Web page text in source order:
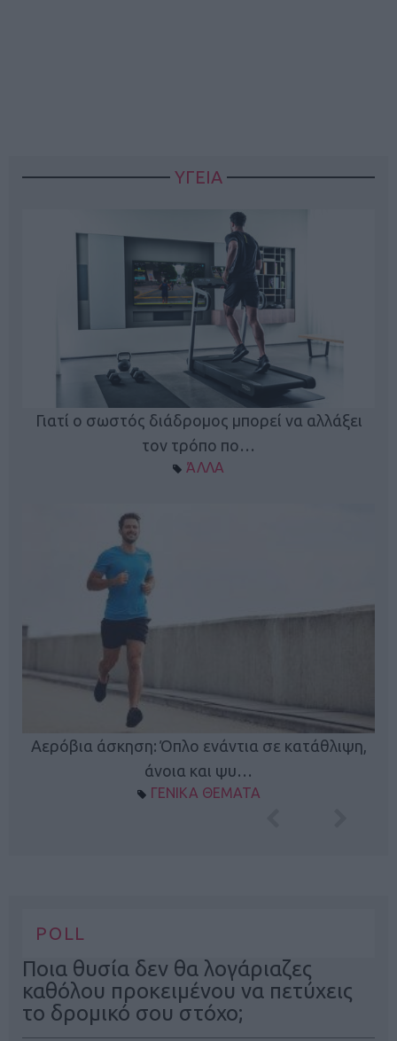
ΥΓΕΙΑ
Γιατί ο σωστός διάδρομος μπορεί να αλλάξει
τον τρόπο πο…
ΆΛΛΑ
Αερόβια άσκηση: Όπλο ενάντια σε κατάθλιψη,
άνοια και ψυ…
ΓΕΝΙΚΑ ΘΕΜΑΤΑ
POLL
Ποια θυσία δεν θα λογάριαζες
καθόλου προκειμένου να πετύχεις
το δρομικό σου στόχο;